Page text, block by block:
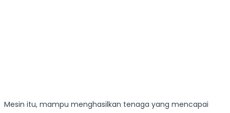
Mesin itu, mampu menghasilkan tenaga yang mencapai